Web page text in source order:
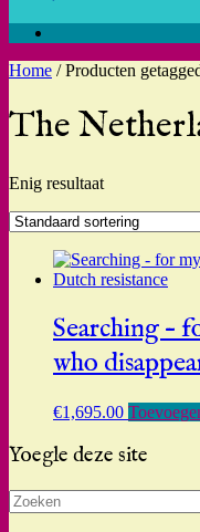
Home / Producten
The
Enig resultaat
Searching –
who
€1,695.00
Yoegle deze site
Zoeken
naar: